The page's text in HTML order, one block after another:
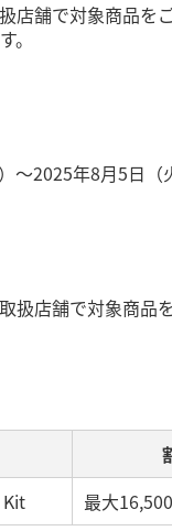
店舗で対象商品を
。
〜2025年8月5日（
扱店舗で対象商品
最大